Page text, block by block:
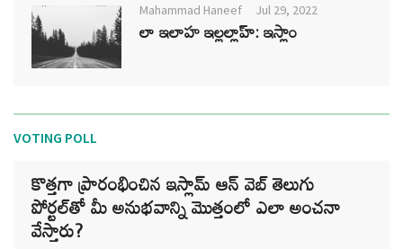
Mahammad Haneef Jul 29, 2022
లా ఇలాహ ఇల్లల్లాహ్: ఇస్లాం
VOTING POLL
కొత్తగా ప్రారంభించిన ఇస్లామ్ ఆన్ వెబ్ తెలుగు
పోర్టల్‌తో మీ అనుభవాన్ని మొత్తంలో ఎలా అంచనా
వేస్తారు?